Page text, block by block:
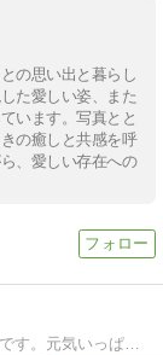
の思い出と暮らし
た愛しい姿、また
います。写真とと
の癒しと共感を呼
、愛しい存在への
2025年ママ大好き甘えん坊のちーたんブログです。元気いっぱい雪と海が大好きちーたんの毎日を綴ります。